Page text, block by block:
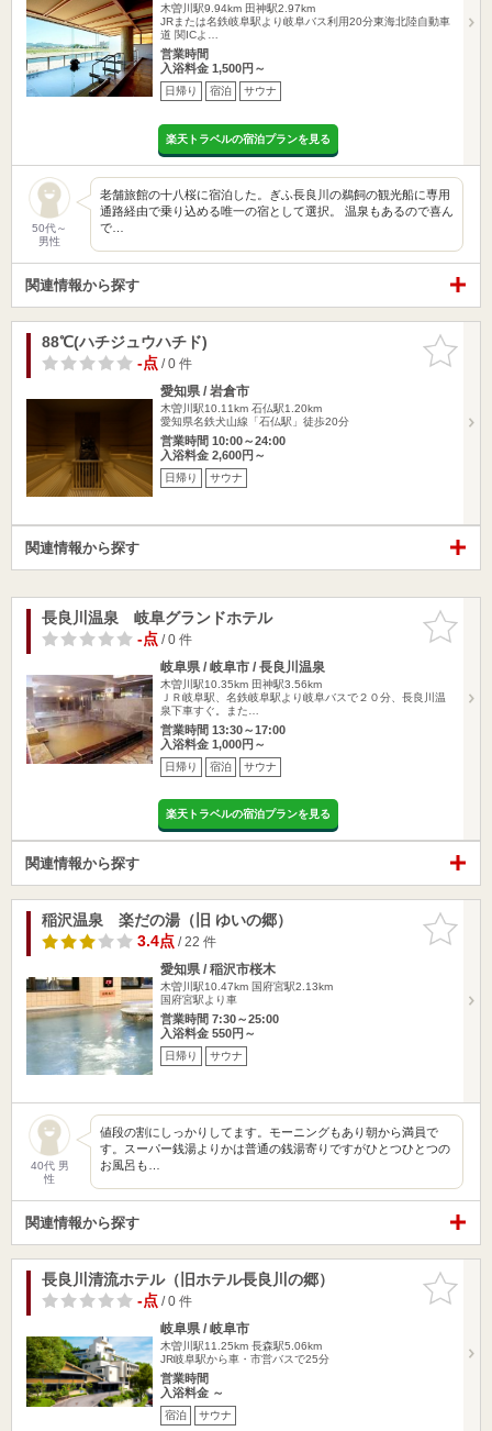
木曽川駅9.94km 田神駅2.97km
JRまたは名鉄岐阜駅より岐阜バス利用20分東海北陸自動車
道 関ICよ…
営業時間
入浴料金 1,500円～
日帰り 宿泊 サウナ
楽天トラベルの宿泊プランを見る
50代～
男性
老舗旅館の十八桜に宿泊した。ぎふ長良川の鵜飼の観光船に専用
通路経由で乗り込める唯一の宿として選択。 温泉もあるので喜ん
で…
関連情報から探す
お気に入
りに追加
88℃(ハチジュウハチド)
-点/ 0 件
愛知県 / 岩倉市
木曽川駅10.11km 石仏駅1.20km
愛知県名鉄犬山線「石仏駅」徒歩20分
営業時間 10:00～24:00
入浴料金 2,600円～
日帰り サウナ
関連情報から探す
お気に入
りに追加
長良川温泉 岐阜グランドホテル
-点/ 0 件
岐阜県 / 岐阜市 / 長良川温泉
木曽川駅10.35km 田神駅3.56km
ＪＲ岐阜駅、名鉄岐阜駅より岐阜バスで２０分、長良川温
泉下車すぐ。また…
営業時間 13:30～17:00
入浴料金 1,000円～
日帰り 宿泊 サウナ
楽天トラベルの宿泊プランを見る
関連情報から探す
お気に入
りに追加
稲沢温泉 楽だの湯（旧 ゆいの郷）
3.4点/ 22 件
愛知県 / 稲沢市桜木
木曽川駅10.47km 国府宮駅2.13km
国府宮駅より車
営業時間 7:30～25:00
入浴料金 550円～
日帰り サウナ
40代 男
性
値段の割にしっかりしてます。モーニングもあり朝から満員で
す。スーパー銭湯よりかは普通の銭湯寄りですがひとつひとつの
お風呂も…
関連情報から探す
お気に入
りに追加
長良川清流ホテル（旧ホテル長良川の郷）
-点/ 0 件
岐阜県 / 岐阜市
木曽川駅11.25km 長森駅5.06km
JR岐阜駅から車・市営バスで25分
営業時間
入浴料金 ～
宿泊 サウナ